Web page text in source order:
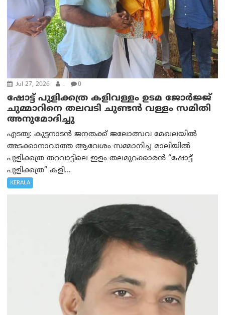
Jul 27, 2026 . 0
ഷോട്ട് പുളിക്കത്ര കളിവള്ളം ഉടമ ജോർജ്ജ്
ചുമ്മാറിനെ തലവടി ചുണ്ടൻ വള്ളം സമിതി
അനുമോദിച്ചു
എടത്വ: കുട്ടനാടൻ ജനതക്ക് ജലോത്സവ മേഖലയില്‍
അടക്കാനാവാത്ത ആവേശം സമ്മാനിച്ച മാലിയിൽ
പുളിക്കത്ര തറവാട്ടിലെ ഇളം തലമുറക്കാരൻ “ഷോട്ട്
പുളിക്കത്ര” കളി...
KERALA